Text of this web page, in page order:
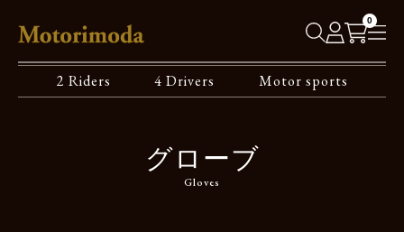
0
2 Riders 4 Drivers Motor sports
グローブ
Gloves